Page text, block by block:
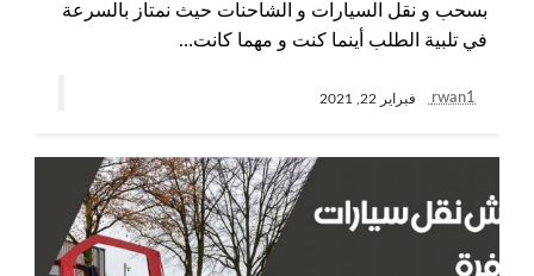
بسحب و نقل السيارات و الشاحنات حيث نمتاز بالسرعة
في تلبية الطلب أينما كنت و مهما كانت…
rwan1 فبراير 22, 2021